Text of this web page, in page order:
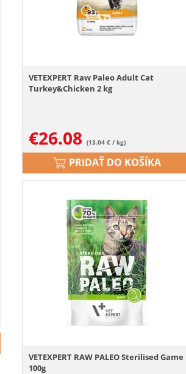
VETEXPERT Raw Paleo Adult Cat
Turkey&Chicken 2 kg
€26.08 (13.04 € / kg)
PRIDAŤ DO KOŠÍKA
VETEXPERT RAW PALEO Sterilised Game
100g